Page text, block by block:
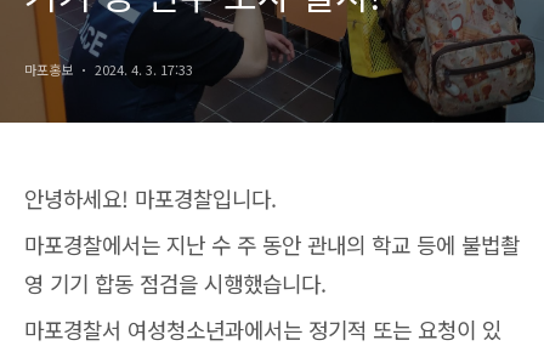
마포홍보 2024. 4. 3. 17:33
안녕하세요! 마포경찰입니다.
마포경찰에서는 지난 수 주 동안 관내의 학교 등에 불법촬
영 기기 합동 점검을 시행했습니다.
마포경찰서 여성청소년과에서는 정기적 또는 요청이 있